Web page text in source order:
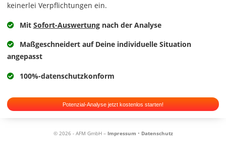
keinerlei Verpflichtungen ein.
Mit Sofort-Auswertungnach der Analyse
Maßgeschneidert auf Deine individuelle Situation
angepasst
100%-datenschutzkonform
Potenzial-Analyse jetzt kostenlos starten!
© 2026 - AFM GmbH – Impressum • Datenschutz